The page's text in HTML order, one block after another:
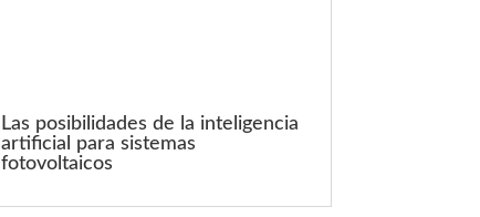
Las posibilidades de la inteligencia
artificial para sistemas
fotovoltaicos